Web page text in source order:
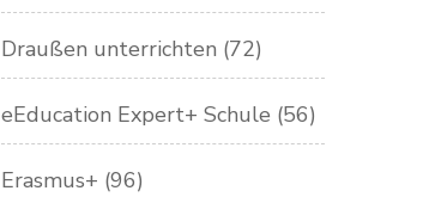
Draußen unterrichten (72)
eEducation Expert+ Schule (56)
Erasmus+ (96)